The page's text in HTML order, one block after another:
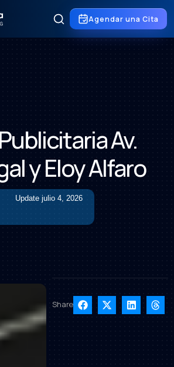
Agendar una Cita
Av.
y Eloy Alfaro
Update julio 4, 2026
Share